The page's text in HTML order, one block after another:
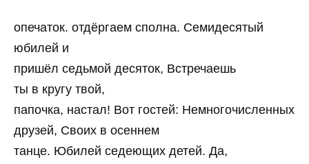
опечаток. отдёргаем сполна. Семидесятый
юбилей и
пришёл седьмой десяток, Встречаешь
ты в кругу твой,
папочка, настал! Вот гостей: Немногочисленных
друзей, Своих в осеннем
танце. Юбилей седеющих детей. Да,